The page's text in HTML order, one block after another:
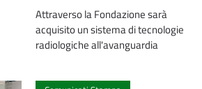
Attraverso la Fondazione sarà
acquisito un sistema di tecnologie
radiologiche all'avanguardia